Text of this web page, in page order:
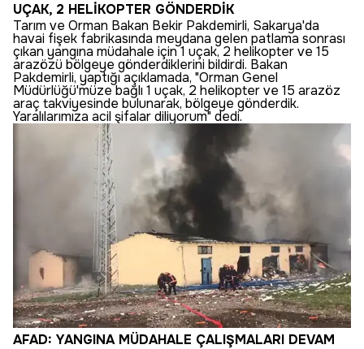
UÇAK, 2 HELİKOPTER GÖNDERDİK
Tarım ve Orman Bakan Bekir Pakdemirli, Sakarya'da
havai fişek fabrikasında meydana gelen patlama sonrası
çıkan yangına müdahale için 1 uçak, 2 helikopter ve 15
arazözü bölgeye gönderdiklerini bildirdi. Bakan
Pakdemirli, yaptığı açıklamada, "Orman Genel
Müdürlüğü'müze bağlı 1 uçak, 2 helikopter ve 15 arazöz
araç takviyesinde bulunarak, bölgeye gönderdik.
Yaralılarımıza acil şifalar diliyorum" dedi.
AFAD: YANGINA MÜDAHALE ÇALIŞMALARI DEVAM